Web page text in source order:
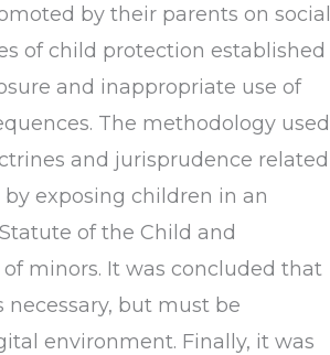
by their parents on social
of child protection established
and inappropriate use of
The methodology used
and jurisprudence related
by exposing children in an
of the Child and
minors. It was concluded that
but must be
environment. Finally, it was